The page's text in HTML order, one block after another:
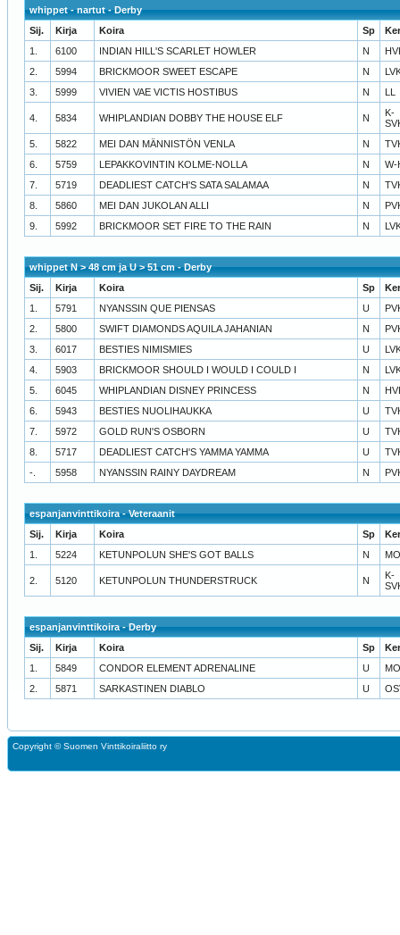
whippet - nartut - Derby
Sij.
Kirja Koira Sp
1.
6100 INDIAN HILL'S SCARLET HOWLER N
2.
5994 BRICKMOOR SWEET ESCAPE N
3.
5999 VIVIEN VAE VICTIS HOSTIBUS N LL
4. 5834 WHIPLANDIAN DOBBY THE HOUSE ELF N
K-
5.
5822 MEI DAN MÄNNISTÖN VENLA N
6.
5759 LEPAKKOVINTIN KOLME-NOLLA N
W-
7.
5719 DEADLIEST CATCH'S SATA SALAMAA N
8.
5860 MEI DAN JUKOLAN ALLI N
9.
5992 BRICKMOOR SET FIRE TO THE RAIN N
whippet N > 48 cm ja U > 51 cm - Derby
Sij.
Kirja Koira Sp
1.
5791 NYANSSIN QUE PIENSAS U
2.
5800 SWIFT DIAMONDS AQUILA JAHANIAN N
3.
6017 BESTIES NIMISMIES U
4.
5903 BRICKMOOR SHOULD I WOULD I COULD I N
5.
6045 WHIPLANDIAN DISNEY PRINCESS N
6.
5943 BESTIES NUOLIHAUKKA U
7.
5972 GOLD RUN'S OSBORN U
8.
5717 DEADLIEST CATCH'S YAMMA YAMMA U
-.
5958 NYANSSIN RAINY DAYDREAM N
espanjanvinttikoira - Veteraanit
Sij.
Kirja Koira Sp
1.
5224 KETUNPOLUN SHE'S GOT BALLS N
2. 5120 KETUNPOLUN THUNDERSTRUCK N
K-
espanjanvinttikoira - Derby
Sij.
Kirja Koira Sp
1.
5849 CONDOR ELEMENT ADRENALINE U
2.
5871 SARKASTINEN DIABLO U
Copyright ©Suomen Vinttikoiraliitto ry